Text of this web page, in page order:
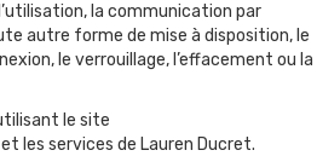
la communication par
autre forme de mise à disposition, le
le verrouillage, l’effacement ou la
le site
les services de Lauren Ducret.